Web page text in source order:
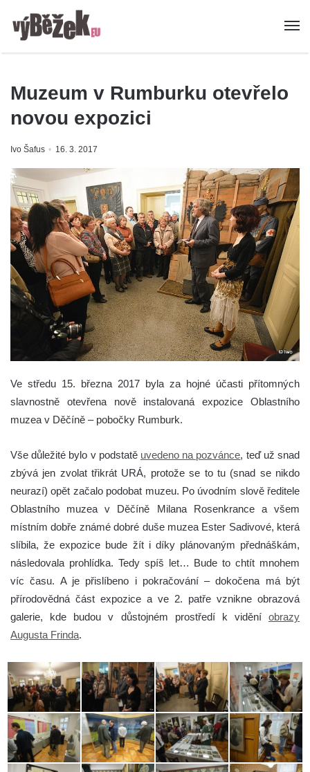
Muzeum v Rumburku otevřelo
novou expozici
Ivo Šafus 16. 3. 2017
Ve středu 15. března 2017 byla za hojné účasti přítomných
slavnostně otevřena nově instalovaná expozice Oblastního
muzea v Děčíně – pobočky Rumburk.
Vše důležité bylo v podstatě uvedeno na pozvánce, teď už snad
zbývá jen zvolat třikrát URÁ, protože se to tu (snad se nikdo
neurazí) opět začalo podobat muzeu. Po úvodním slově ředitele
Oblastního muzea v Děčíně Milana Rosenkrance a všem
místním dobře známé dobré duše muzea Ester Sadivové, která
slíbila, že expozice bude žít i díky plánovaným přednáškám,
následovala prohlídka. Tedy spíš let… Bude to chtít mnohem
víc času. A je přislíbeno i pokračování – dokočena má být
přírodovědná část expozice a ve 2. patře vznikne obrazová
galerie, kde budou v důstojném prostředí k vidění obrazy
Augusta Frinda.